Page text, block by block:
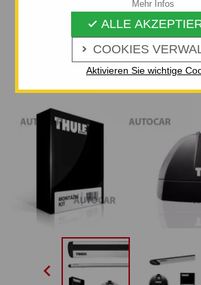
 COOKIES
 ALLE
Aktivieren Sie wichtige
Mehr Infos
